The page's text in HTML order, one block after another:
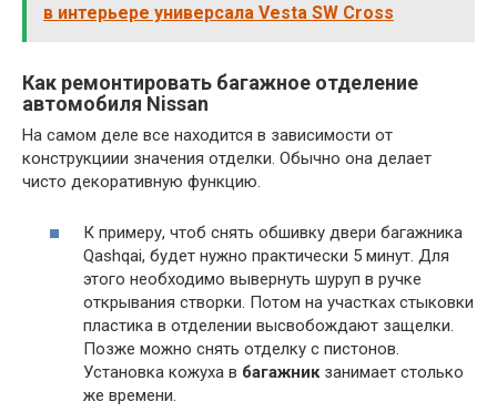
в интерьере универсала Vesta SW Cross
Как ремонтировать багажное отделение
автомобиля Nissan
На самом деле все находится в зависимости от
конструкциии значения отделки. Обычно она делает
чисто декоративную функцию.
К примеру, чтоб снять обшивку двери багажника
Qashqai, будет нужно практически 5 минут. Для
этого необходимо вывернуть шуруп в ручке
открывания створки. Потом на участках стыковки
пластика в отделении высвобождают защелки.
Позже можно снять отделку с пистонов.
Установка кожуха в багажникзанимает столько
же времени.